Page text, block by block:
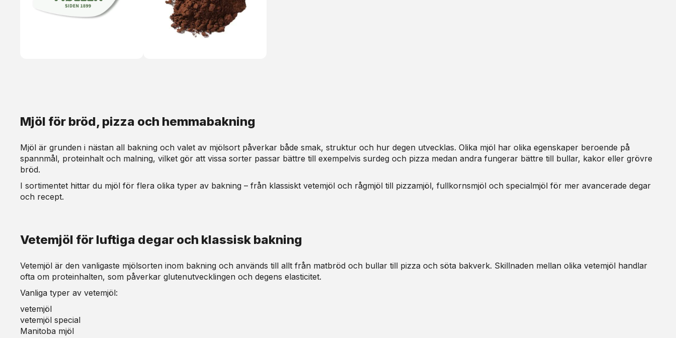
Mjöl för bröd, pizza och hemmabakning
Mjöl är grunden i nästan all bakning och valet av mjölsort påverkar både smak, struktur och hur degen utvecklas. Olika mjöl har olika egenskaper beroende på
spannmål, proteinhalt och malning, vilket gör att vissa sorter passar bättre till exempelvis surdeg och pizza medan andra fungerar bättre till bullar, kakor eller grövre
bröd.
I sortimentet hittar du mjöl för flera olika typer av bakning – från klassiskt vetemjöl och rågmjöl till pizzamjöl, fullkornsmjöl och specialmjöl för mer avancerade degar
och recept.
Vetemjöl för luftiga degar och klassisk bakning
Vetemjöl är den vanligaste mjölsorten inom bakning och används till allt från matbröd och bullar till pizza och söta bakverk. Skillnaden mellan olika vetemjöl handlar
ofta om proteinhalten, som påverkar glutenutvecklingen och degens elasticitet.
Vanliga typer av vetemjöl:
vetemjöl
vetemjöl special
Manitoba mjöl